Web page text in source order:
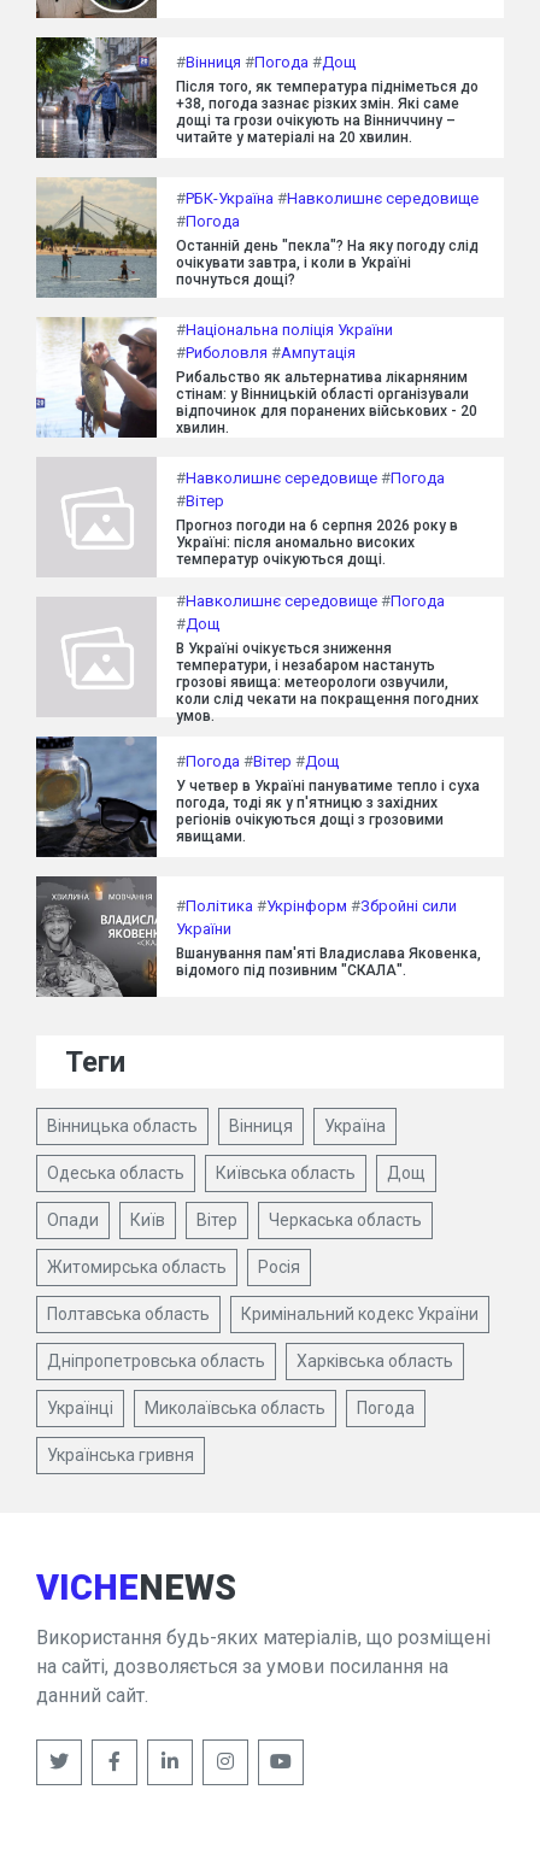
#Вінниця #Погода #Дощ
Після того, як температура підніметься до
+38, погода зазнає різких змін. Які саме
дощі та грози очікують на Вінниччину –
читайте у матеріалі на 20 хвилин.
#РБК-Україна #Навколишнє середовище
#Погода
Останній день "пекла"? На яку погоду слід
очікувати завтра, і коли в Україні
почнуться дощі?
#Національна поліція України
#Риболовля #Ампутація
Рибальство як альтернатива лікарняним
стінам: у Вінницькій області організували
відпочинок для поранених військових - 20
хвилин.
#Навколишнє середовище #Погода
#Вітер
Прогноз погоди на 6 серпня 2026 року в
Україні: після аномально високих
температур очікуються дощі.
#Навколишнє середовище #Погода
#Дощ
В Україні очікується зниження
температури, і незабаром настануть
грозові явища: метеорологи озвучили,
коли слід чекати на покращення погодних
умов.
#Погода #Вітер #Дощ
У четвер в Україні пануватиме тепло і суха
погода, тоді як у п'ятницю з західних
регіонів очікуються дощі з грозовими
явищами.
#Політика #Укрінформ #Збройні сили
України
Вшанування пам'яті Владислава Яковенка,
відомого під позивним "СКАЛА".
Теги
Вінницька область Вінниця Україна
Одеська область Київська область Дощ
Опади Київ Вітер Черкаська область
Житомирська область Росія
Полтавська область Кримінальний кодекс України
Дніпропетровська область Харківська область
Українці Миколаївська область Погода
Українська гривня
VICHENEWS
Використання будь-яких матеріалів, що розміщені
на сайті, дозволяється за умови посилання на
данний сайт.